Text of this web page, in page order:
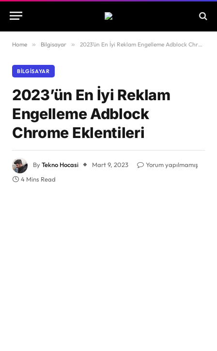
Home » Bilgisayar » 2023’ün En İyi Reklam Engelleme Adblock Chrome Eklentileri
BILGISAYAR
2023’ün En İyi Reklam
Engelleme Adblock
Chrome Eklentileri
ByTekno Hocasi Mart 9, 2023
Yorum yapılmamış
4 Mins Read